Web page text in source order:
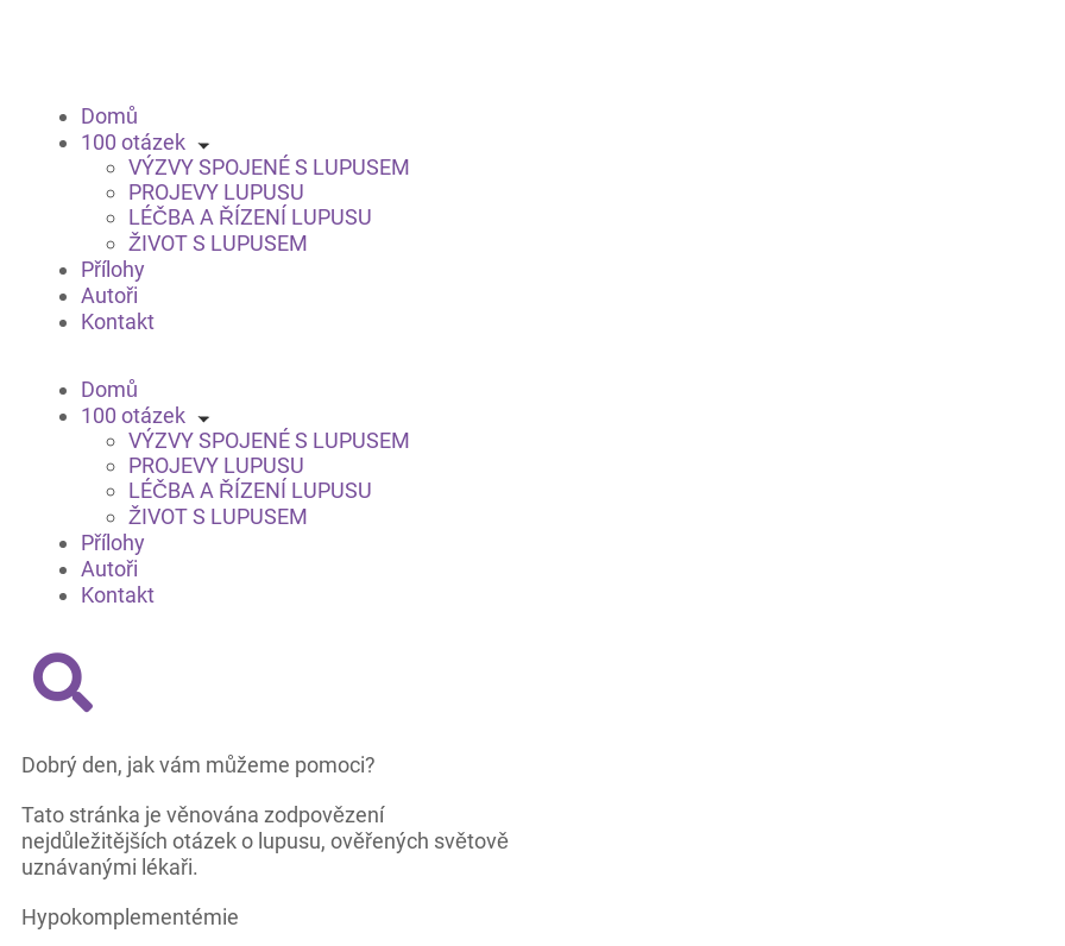
Domů
100 otázek
VÝZVY SPOJENÉ S LUPUSEM
PROJEVY LUPUSU
LÉČBA A ŘÍZENÍ LUPUSU
ŽIVOT S LUPUSEM
Přílohy
Autoři
Kontakt
Domů
100 otázek
VÝZVY SPOJENÉ S LUPUSEM
PROJEVY LUPUSU
LÉČBA A ŘÍZENÍ LUPUSU
ŽIVOT S LUPUSEM
Přílohy
Autoři
Kontakt
Dobrý den, jak vám můžeme pomoci?
Tato stránka je věnována zodpovězení
nejdůležitějších otázek o lupusu, ověřených světově
uznávanými lékaři.
Hypokomplementémie